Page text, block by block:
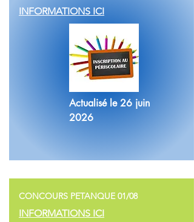
INFORMATIONS ICI
Actualisé le 26 juin
2026
CONCOURS PETANQUE 01/08
INFORMATIONS ICI